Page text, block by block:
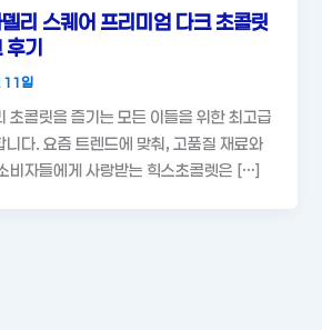
리 스퀘어 프리미엄 다크 초콜릿
기
11일
초콜릿을 즐기는 모든 이들을 위한 최고급
니다. 요즘 트렌드에 맞춰, 고품질 재료와
비자들에게 사랑받는 힉스초콜렛은 […]